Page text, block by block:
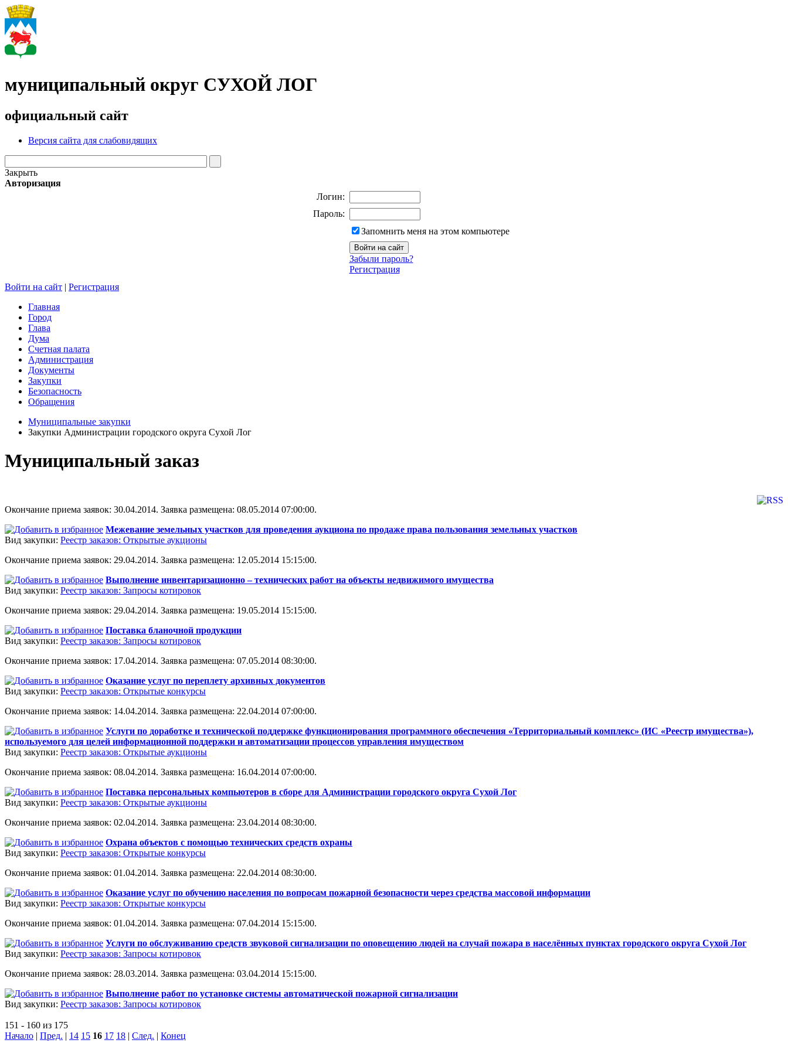
муниципальный округ СУХОЙ ЛОГ
официальный сайт
Версия сайта для слабовидящих
Закрыть
Авторизация
Логин:
Пароль:
Запомнить меня на этом компьютере
Забыли пароль?
Регистрация
Войти на сайт | Регистрация
Главная
Город
Глава
Дума
Счетная палата
Администрация
Документы
Закупки
Безопасность
Обращения
Муниципальные закупки
Закупки Администрации городского округа Сухой Лог
Муниципальный заказ
Окончание приема заявок: 30.04.2014. Заявка размещена: 08.05.2014 07:00:00.
Межевание земельных участков для проведения аукциона по продаже права пользования земельных участков
Вид закупки: Реестр заказов: Открытые аукционы
Окончание приема заявок: 29.04.2014. Заявка размещена: 12.05.2014 15:15:00.
Выполнение инвентаризационно – технических работ на объекты недвижимого имущества
Вид закупки: Реестр заказов: Запросы котировок
Окончание приема заявок: 29.04.2014. Заявка размещена: 19.05.2014 15:15:00.
Поставка бланочной продукции
Вид закупки: Реестр заказов: Запросы котировок
Окончание приема заявок: 17.04.2014. Заявка размещена: 07.05.2014 08:30:00.
Оказание услуг по переплету архивных документов
Вид закупки: Реестр заказов: Открытые конкурсы
Окончание приема заявок: 14.04.2014. Заявка размещена: 22.04.2014 07:00:00.
Услуги по доработке и технической поддержке функционирования программного обеспечения «Территориальный комплекс» (ИС «Реестр имущества»),
используемого для целей информационной поддержки и автоматизации процессов управления имуществом
Вид закупки: Реестр заказов: Открытые аукционы
Окончание приема заявок: 08.04.2014. Заявка размещена: 16.04.2014 07:00:00.
Поставка персональных компьютеров в сборе для Администрации городского округа Сухой Лог
Вид закупки: Реестр заказов: Открытые аукционы
Окончание приема заявок: 02.04.2014. Заявка размещена: 23.04.2014 08:30:00.
Охрана объектов с помощью технических средств охраны
Вид закупки: Реестр заказов: Открытые конкурсы
Окончание приема заявок: 01.04.2014. Заявка размещена: 22.04.2014 08:30:00.
Оказание услуг по обучению населения по вопросам пожарной безопасности через средства массовой информации
Вид закупки: Реестр заказов: Открытые конкурсы
Окончание приема заявок: 01.04.2014. Заявка размещена: 07.04.2014 15:15:00.
Услуги по обслуживанию средств звуковой сигнализации по оповещению людей на случай пожара в населённых пунктах городского округа Сухой Лог
Вид закупки: Реестр заказов: Запросы котировок
Окончание приема заявок: 28.03.2014. Заявка размещена: 03.04.2014 15:15:00.
Выполнение работ по установке системы автоматической пожарной сигнализации
Вид закупки: Реестр заказов: Запросы котировок
151 - 160 из 175
Начало | Пред. | 14 15 16 17 18 | След. | Конец